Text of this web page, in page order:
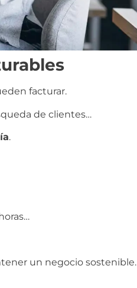
facturar.
de clientes…
.
un negocio sostenible.